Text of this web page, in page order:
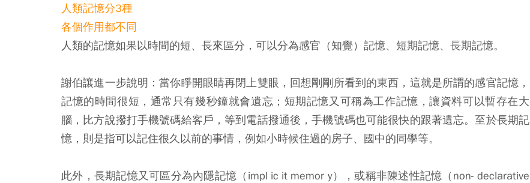
人類記憶分3種
各個作用都不同
人類的記憶如果以時間的短、長來區分，可以分為感官（知覺）記憶、短期記憶、長期記憶。
謝伯讓進一步說明：當你睜開眼睛再閉上雙眼，回想剛剛所看到的東西，這就是所謂的感官記憶，
記憶的時間很短，通常只有幾秒鐘就會遺忘；短期記憶又可稱為工作記憶，讓資料可以暫存在大
腦，比方說撥打手機號碼給客戶，等到電話撥通後，手機號碼也可能很快的跟著遺忘。至於長期記
憶，則是指可以記住很久以前的事情，例如小時候住過的房子、國中的同學等。
此外，長期記憶又可區分為內隱記憶（impl ic it memor y），或稱非陳述性記憶（non- declarative